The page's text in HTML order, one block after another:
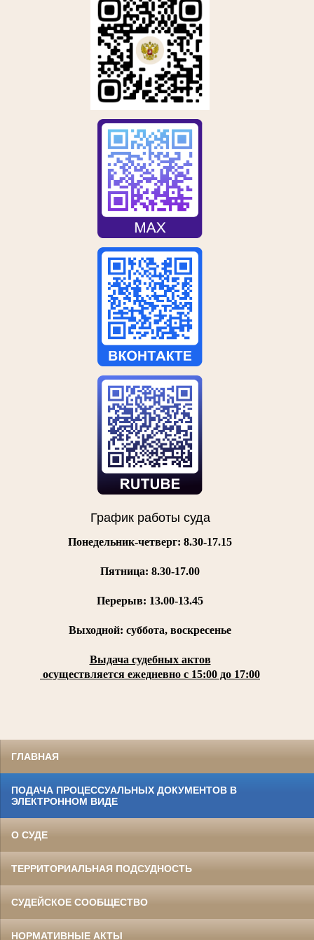
График работы суда
Понедельник-четверг: 8.30-17.15
Пятница: 8.30-17.00
Перерыв: 13.00-13.45
Выходной: суббота, воскресенье
Выдача судебных актов
осуществляется ежедневно с 15:00 до 17:00
ГЛАВНАЯ
ПОДАЧА ПРОЦЕССУАЛЬНЫХ ДОКУМЕНТОВ В
ЭЛЕКТРОННОМ ВИДЕ
О СУДЕ
ТЕРРИТОРИАЛЬНАЯ ПОДСУДНОСТЬ
СУДЕЙСКОЕ СООБЩЕСТВО
НОРМАТИВНЫЕ АКТЫ